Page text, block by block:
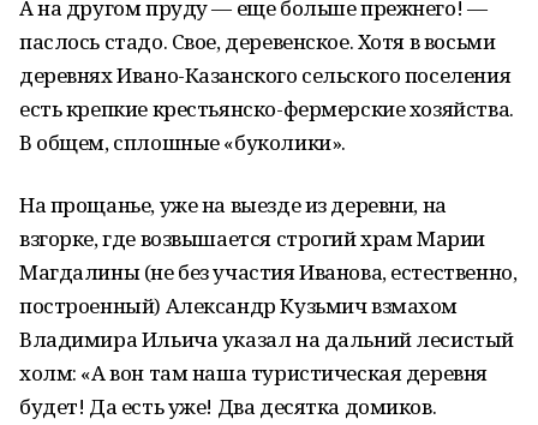
А на другом пруду — еще больше прежнего! —
паслось стадо. Свое, деревенское. Хотя в восьми
деревнях Ивано-Казанского сельского поселения
есть крепкие крестьянско-фермерские хозяйства.
В общем, сплошные «буколики».
На прощанье, уже на выезде из деревни, на
взгорке, где возвышается строгий храм Марии
Магдалины (не без участия Иванова, естественно,
построенный) Александр Кузьмич взмахом
Владимира Ильича указал на дальний лесистый
холм: «А вон там наша туристическая деревня
будет! Да есть уже! Два десятка домиков.